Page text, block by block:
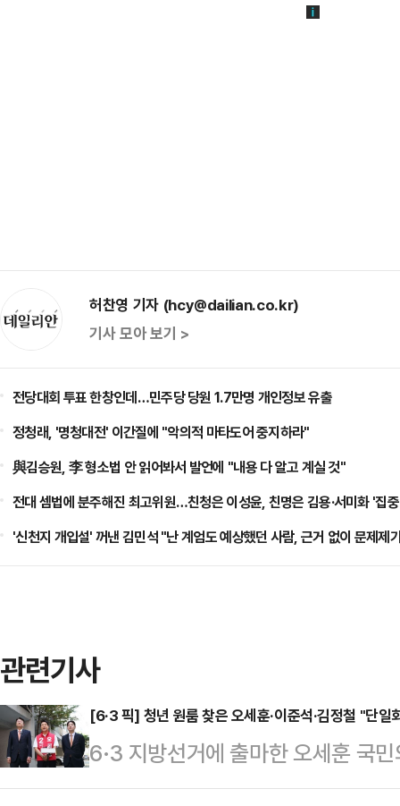
허찬영 기자 (hcy@dailian.co.kr)
기사 모아 보기 >
전당대회 투표 한창인데…민주당 당원 1.7만명 개인정보 유출
정청래, '명청대전' 이간질에 "악의적 마타도어 중지하라"
與김승원, 李 형소법 안 읽어봐서 발언에 "내용 다 알고 계실 것"
전대 셈법에 분주해진 최고위원…친청은 이성윤, 친명은 김용·서미화 '집
'신천지 개입설' 꺼낸 김민석 "난 계엄도 예상했던 사람, 근거 없이 문제제
관련기사
[6·3 픽] 청년 원룸 찾은 오세훈·이준석·김정철 "단일
6·3 지방선거에 출마한 오세훈 국
서울시장 후보, 이준석 개혁신당 대